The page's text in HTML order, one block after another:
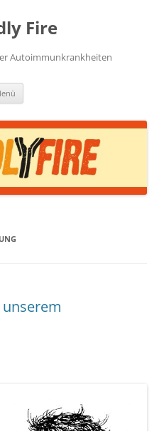
Fire
Autoimmunkrankheiten